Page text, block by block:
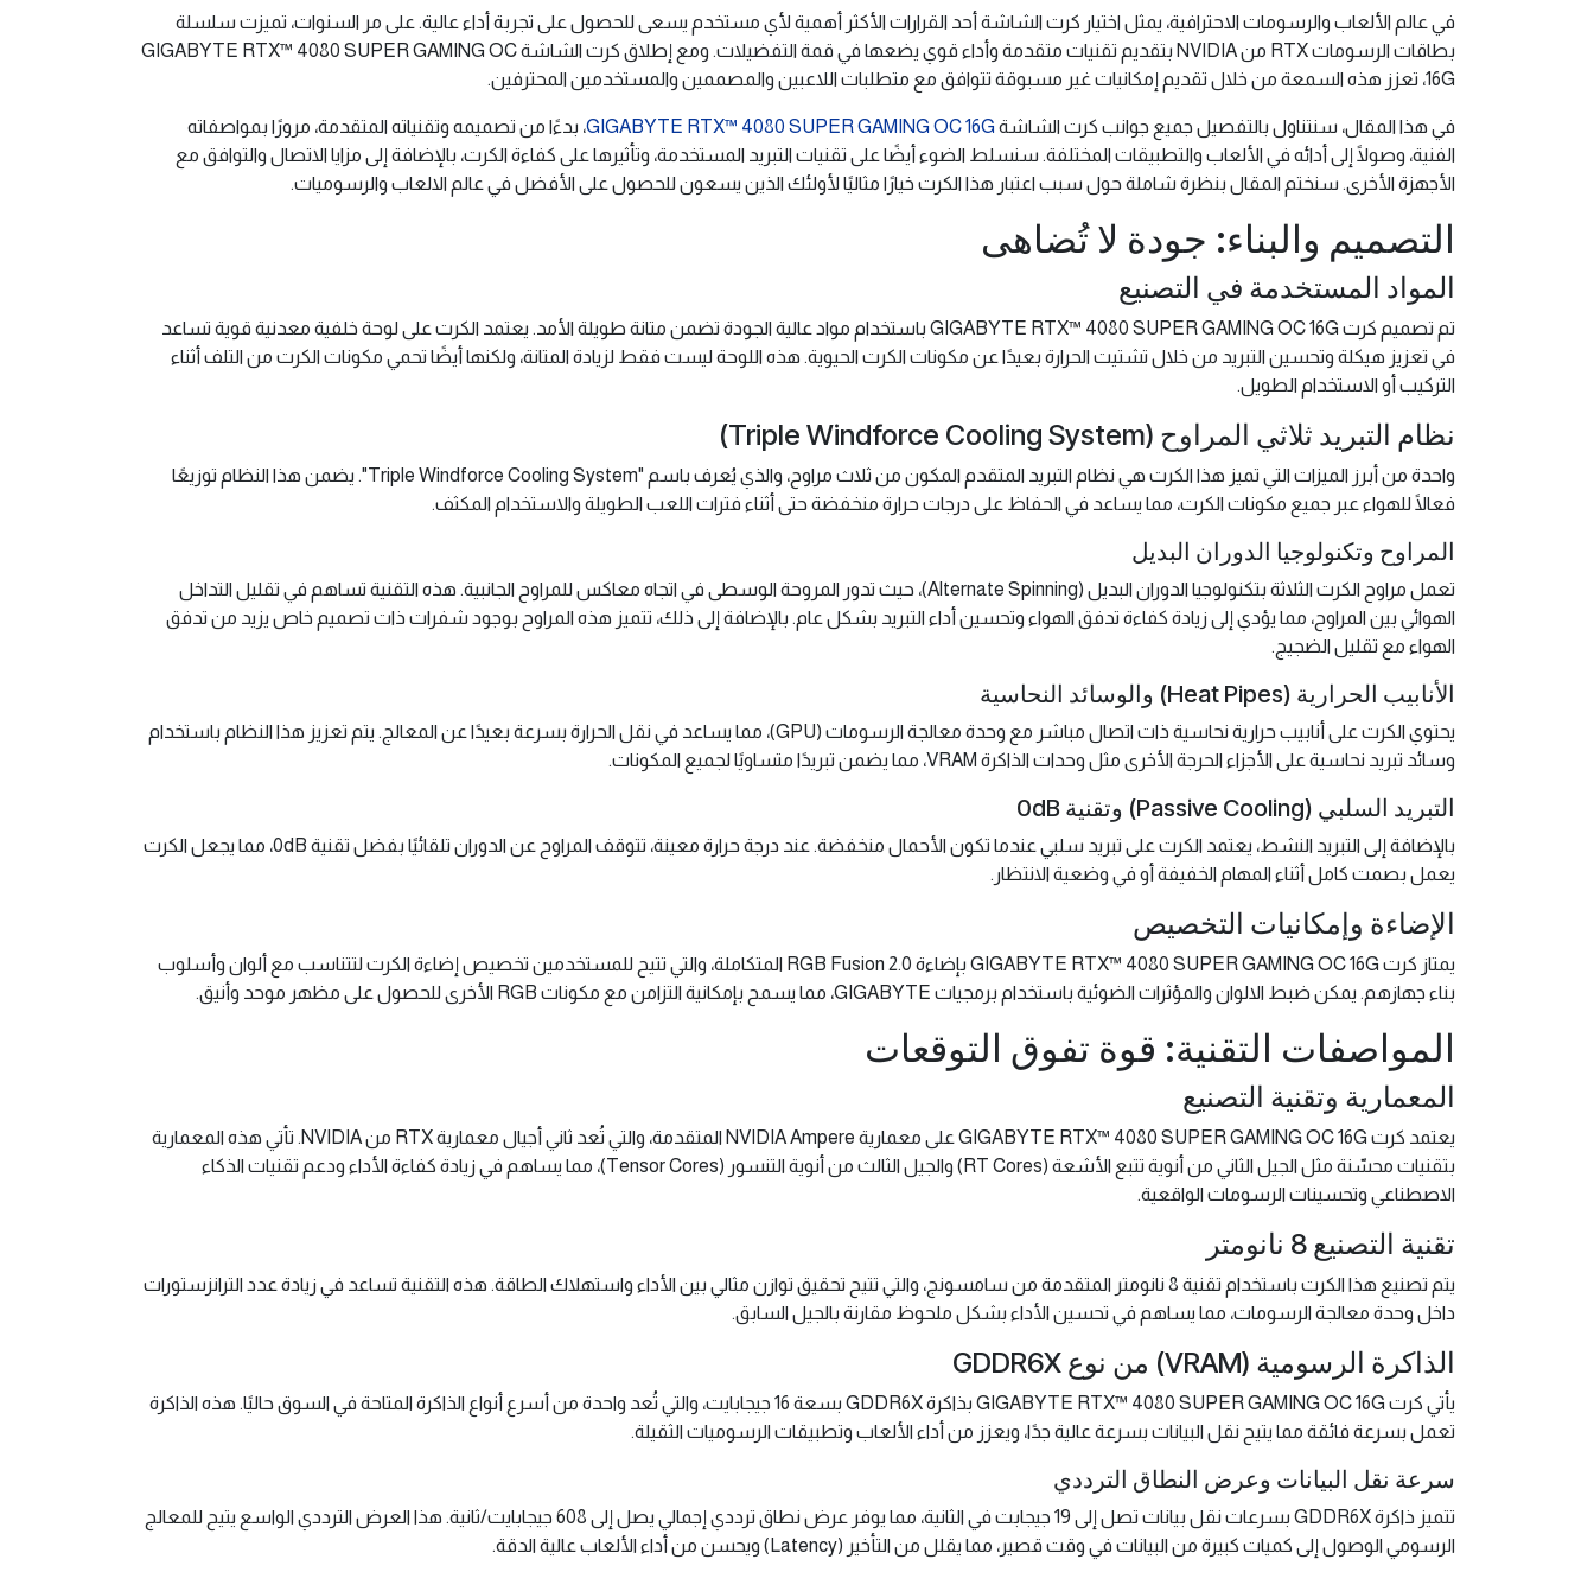
في عالم الألعاب والرسومات الاحترافية، يمثل اختيار كرت الشاشة أحد القرارات الأكثر أهمية لأي مستخدم يسعى للحصول على تجربة أداء عالية. على مر السنوات، تميزت سلسلة
بطاقات الرسومات RTX من NVIDIA بتقديم تقنيات متقدمة وأداء قوي يضعها في قمة التفضيلات. ومع إطلاق كرت الشاشة GIGABYTE RTX™ 4080 SUPER GAMING OC
16G، تعزز هذه السمعة من خلال تقديم إمكانيات غير مسبوقة تتوافق مع متطلبات اللاعبين والمصممين والمستخدمين المحترفين.
في هذا المقال، سنتناول بالتفصيل جميع جوانب كرت الشاشة GIGABYTE RTX™ 4080 SUPER GAMING OC 16G، بدءًا من تصميمه وتقنياته المتقدمة، مرورًا بمواصفاته
الفنية، وصولًا إلى أدائه في الألعاب والتطبيقات المختلفة. سنسلط الضوء أيضًا على تقنيات التبريد المستخدمة، وتأثيرها على كفاءة الكرت، بالإضافة إلى مزايا الاتصال والتوافق مع
الأجهزة الأخرى. سنختم المقال بنظرة شاملة حول سبب اعتبار هذا الكرت خيارًا مثاليًا لأولئك الذين يسعون للحصول على الأفضل في عالم الالعاب والرسوميات.
التصميم والبناء: جودة لا تُضاهى
المواد المستخدمة في التصنيع
تم تصميم كرت GIGABYTE RTX™ 4080 SUPER GAMING OC 16G باستخدام مواد عالية الجودة تضمن متانة طويلة الأمد. يعتمد الكرت على لوحة خلفية معدنية قوية تساعد
في تعزيز هيكلة وتحسين التبريد من خلال تشتيت الحرارة بعيدًا عن مكونات الكرت الحيوية. هذه اللوحة ليست فقط لزيادة المتانة، ولكنها أيضًا تحمي مكونات الكرت من التلف أثناء
التركيب أو الاستخدام الطويل.
نظام التبريد ثلاثي المراوح (Triple Windforce Cooling System)
واحدة من أبرز الميزات التي تميز هذا الكرت هي نظام التبريد المتقدم المكون من ثلاث مراوح، والذي يُعرف باسم "Triple Windforce Cooling System". يضمن هذا النظام توزيعًا
فعالًا للهواء عبر جميع مكونات الكرت، مما يساعد في الحفاظ على درجات حرارة منخفضة حتى أثناء فترات اللعب الطويلة والاستخدام المكثف.
المراوح وتكنولوجيا الدوران البديل
تعمل مراوح الكرت الثلاثة بتكنولوجيا الدوران البديل (Alternate Spinning)، حيث تدور المروحة الوسطى في اتجاه معاكس للمراوح الجانبية. هذه التقنية تساهم في تقليل التداخل
الهوائي بين المراوح، مما يؤدي إلى زيادة كفاءة تدفق الهواء وتحسين أداء التبريد بشكل عام. بالإضافة إلى ذلك، تتميز هذه المراوح بوجود شفرات ذات تصميم خاص يزيد من تدفق
الهواء مع تقليل الضجيج.
الأنابيب الحرارية (Heat Pipes) والوسائد النحاسية
يحتوي الكرت على أنابيب حرارية نحاسية ذات اتصال مباشر مع وحدة معالجة الرسومات (GPU)، مما يساعد في نقل الحرارة بسرعة بعيدًا عن المعالج. يتم تعزيز هذا النظام باستخدام
وسائد تبريد نحاسية على الأجزاء الحرجة الأخرى مثل وحدات الذاكرة VRAM، مما يضمن تبريدًا متساويًا لجميع المكونات.
التبريد السلبي (Passive Cooling) وتقنية 0dB
بالإضافة إلى التبريد النشط، يعتمد الكرت على تبريد سلبي عندما تكون الأحمال منخفضة. عند درجة حرارة معينة، تتوقف المراوح عن الدوران تلقائيًا بفضل تقنية 0dB، مما يجعل الكرت
يعمل بصمت كامل أثناء المهام الخفيفة أو في وضعية الانتظار.
الإضاءة وإمكانيات التخصيص
يمتاز كرت GIGABYTE RTX™ 4080 SUPER GAMING OC 16G بإضاءة RGB Fusion 2.0 المتكاملة، والتي تتيح للمستخدمين تخصيص إضاءة الكرت لتتناسب مع ألوان وأسلوب
بناء جهازهم. يمكن ضبط الالوان والمؤثرات الضوئية باستخدام برمجيات GIGABYTE، مما يسمح بإمكانية التزامن مع مكونات RGB الأخرى للحصول على مظهر موحد وأنيق.
المواصفات التقنية: قوة تفوق التوقعات
المعمارية وتقنية التصنيع
يعتمد كرت GIGABYTE RTX™ 4080 SUPER GAMING OC 16G على معمارية NVIDIA Ampere المتقدمة، والتي تُعد ثاني أجيال معمارية RTX من NVIDIA. تأتي هذه المعمارية
بتقنيات محسّنة مثل الجيل الثاني من أنوية تتبع الأشعة (RT Cores) والجيل الثالث من أنوية التنسور (Tensor Cores)، مما يساهم في زيادة كفاءة الأداء ودعم تقنيات الذكاء
الاصطناعي وتحسينات الرسومات الواقعية.
تقنية التصنيع 8 نانومتر
يتم تصنيع هذا الكرت باستخدام تقنية 8 نانومتر المتقدمة من سامسونج، والتي تتيح تحقيق توازن مثالي بين الأداء واستهلاك الطاقة. هذه التقنية تساعد في زيادة عدد الترانزستورات
داخل وحدة معالجة الرسومات، مما يساهم في تحسين الأداء بشكل ملحوظ مقارنة بالجيل السابق.
الذاكرة الرسومية (VRAM) من نوع GDDR6X
يأتي كرت GIGABYTE RTX™ 4080 SUPER GAMING OC 16G بذاكرة GDDR6X بسعة 16 جيجابايت، والتي تُعد واحدة من أسرع أنواع الذاكرة المتاحة في السوق حاليًا. هذه الذاكرة
تعمل بسرعة فائقة مما يتيح نقل البيانات بسرعة عالية جدًا، ويعزز من أداء الألعاب وتطبيقات الرسوميات الثقيلة.
سرعة نقل البيانات وعرض النطاق الترددي
تتميز ذاكرة GDDR6X بسرعات نقل بيانات تصل إلى 19 جيجابت في الثانية، مما يوفر عرض نطاق ترددي إجمالي يصل إلى 608 جيجابايت/ثانية. هذا العرض الترددي الواسع يتيح للمعالج
الرسومي الوصول إلى كميات كبيرة من البيانات في وقت قصير، مما يقلل من التأخير (Latency) ويحسن من أداء الألعاب عالية الدقة.